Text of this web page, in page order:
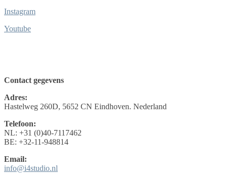
Instagram
Youtube
Contact gegevens
Adres:
Hastelweg 260D, 5652 CN Eindhoven. Nederland
Telefoon:
NL: +31 (0)40-7117462
BE: +32-11-948814
Email:
info@i4studio.nl